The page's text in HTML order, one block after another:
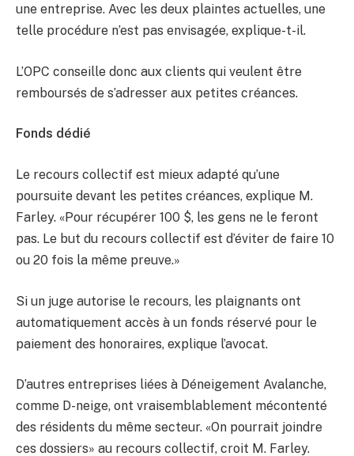
une entreprise. Avec les deux plaintes actuelles, une
telle procédure n’est pas envisagée, explique-t-il.
L’OPC conseille donc aux clients qui veulent être
remboursés de s’adresser aux petites créances.
Fonds dédié
Le recours collectif est mieux adapté qu’une
poursuite devant les petites créances, explique M.
Farley. «Pour récupérer 100 $, les gens ne le feront
pas. Le but du recours collectif est d’éviter de faire 10
ou 20 fois la même preuve.»
Si un juge autorise le recours, les plaignants ont
automatiquement accès à un fonds réservé pour le
paiement des honoraires, explique l’avocat.
D’autres entreprises liées à Déneigement Avalanche,
comme D-neige, ont vraisemblablement mécontenté
des résidents du même secteur. «On pourrait joindre
ces dossiers» au recours collectif, croit M. Farley.